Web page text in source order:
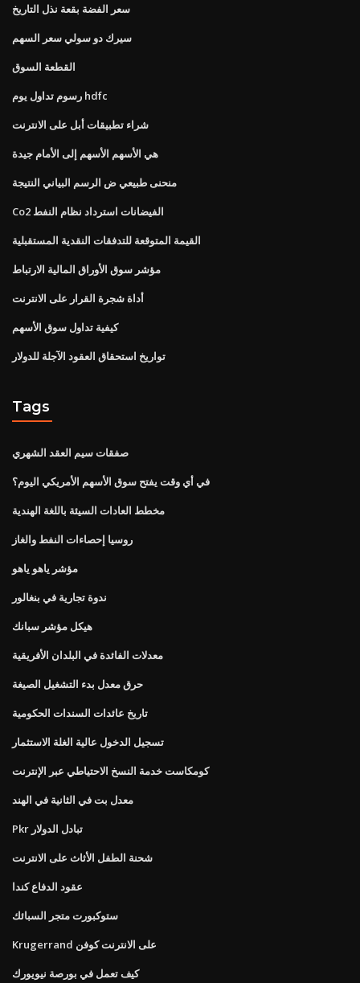
سعر الفضة بقعة نذل التاريخ
سيرك دو سولي سعر السهم
القطعة السوق
رسوم تداول يوم hdfc
شراء تطبيقات أبل على الانترنت
هي الأسهم الأسهم إلى الأمام جيدة
منحنى طبيعي ض الرسم البياني النتيجة
Co2 الفيضانات استرداد نظام النفط
القيمة المتوقعة للتدفقات النقدية المستقبلية
مؤشر سوق الأوراق المالية الارتباط
أداة شجرة القرار على الانترنت
كيفية تداول سوق الأسهم
تواريخ استحقاق العقود الآجلة للدولار
Tags
صفقات سيم العقد الشهري
في أي وقت يفتح سوق الأسهم الأمريكي اليوم؟
مخطط العادات السيئة باللغة الهندية
روسيا إحصاءات النفط والغاز
مؤشر ياهو ياهو
ندوة تجارية في بنغالور
هيكل مؤشر سبانك
معدلات الفائدة في البلدان الأفريقية
حرق معدل بدء التشغيل الصيغة
تاريخ عائدات السندات الحكومية
تسجيل الدخول عالية الغلة الاستثمار
كومكاست خدمة النسخ الاحتياطي عبر الإنترنت
معدل بت في الثانية في الهند
Pkr تبادل الدولار
شحنة الطفل الأثاث على الانترنت
عقود الدفاع كندا
ستوكبورت متجر السبائك
Krugerrand على الانترنت كوفن
كيف تعمل في بورصة نيويورك